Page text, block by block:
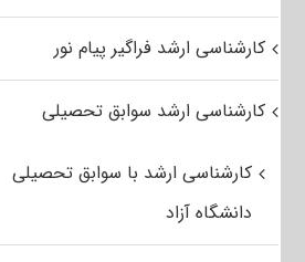
کارشناسی ارشد فراگیر پیام نور
کارشناسی ارشد سوابق تحصیلی
کارشناسی ارشد با سوابق تحصیلی
دانشگاه آزاد